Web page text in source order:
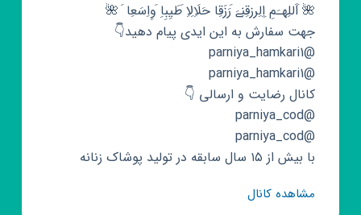
🌺 َاَللِهـَمِ ِاِلِرزقِنِےَ َرَزَقِا حَلَاِلِاِ َطَیِبِاِ َوِاِسَعِا َ 🌺
جهت سفارش به این ایدی پیام دهید👇
@parniya_hamkari1
@parniya_hamkari1
کانال رضایت و ارسالی 👇
@parniya_cod
@parniya_cod
با بیش از ۱۵ سال سابقه در تولید پوشاک زنانه
مشاهده کانالکانال